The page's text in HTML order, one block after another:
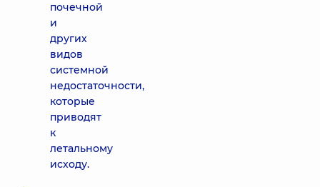
почечной
и
других
видов
системной
недостаточности,
которые
приводят
к
летальному
исходу.